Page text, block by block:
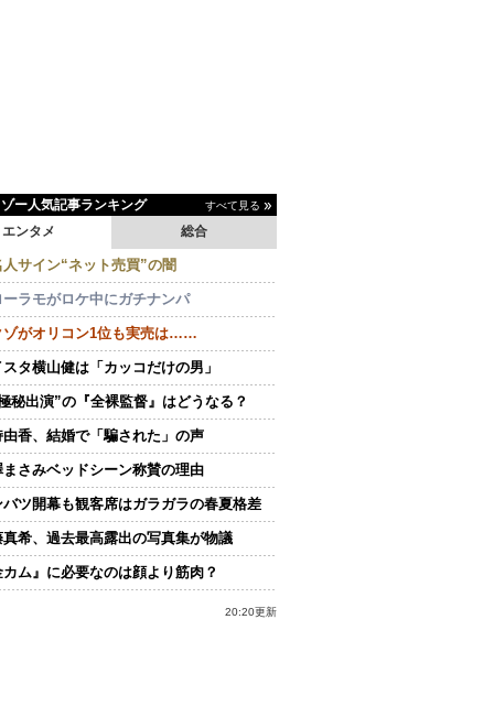
ー人気記事ランキング すべて見る
エンタメ 総合
人サイン“ネット売買”の闇
ーラモがロケ中にガチナンパ
ゾがオリコン1位も実売は……
タ横山健は「カッコだけの男」
秘出演”の『全裸監督』はどうなる？
由香、結婚で「騙された」の声
まさみベッドシーン称賛の理由
バツ開幕も観客席はガラガラの春夏格差
真希、過去最高露出の写真集が物議
カム』に必要なのは顔より筋肉？
20:20更新